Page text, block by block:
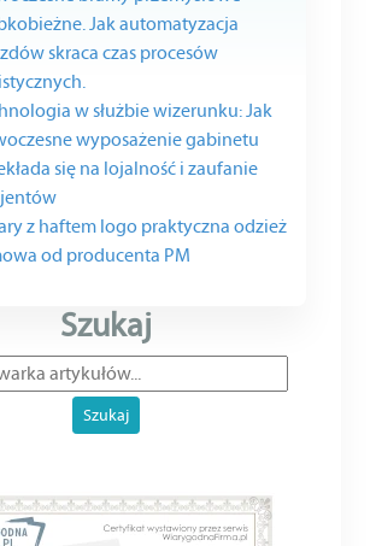
Jak automatyzacja
skraca czas procesów
w służbie wizerunku: Jak
wyposażenie gabinetu
się na lojalność i zaufanie
z haftem logo praktyczna odzież
od producenta PM
Szukaj